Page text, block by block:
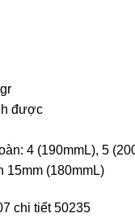
được
4 (190mmL), 5
15mm (180mmL)